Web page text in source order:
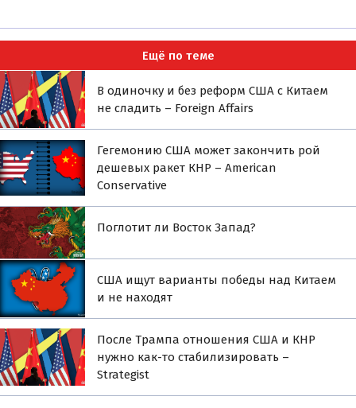
Ещё по теме
В одиночку и без реформ США с Китаем
не сладить – Foreign Affairs
Гегемонию США может закончить рой
дешевых ракет КНР – American
Conservative
Поглотит ли Восток Запад?
США ищут варианты победы над Китаем
и не находят
После Трампа отношения США и КНР
нужно как-то стабилизировать –
Strategist